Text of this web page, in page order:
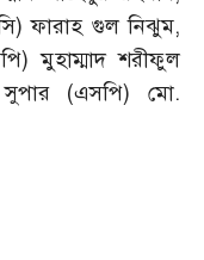
ফারাহ গুল নিঝুম,
মুহাম্মাদ শরীফুল
(এসপি) মো.